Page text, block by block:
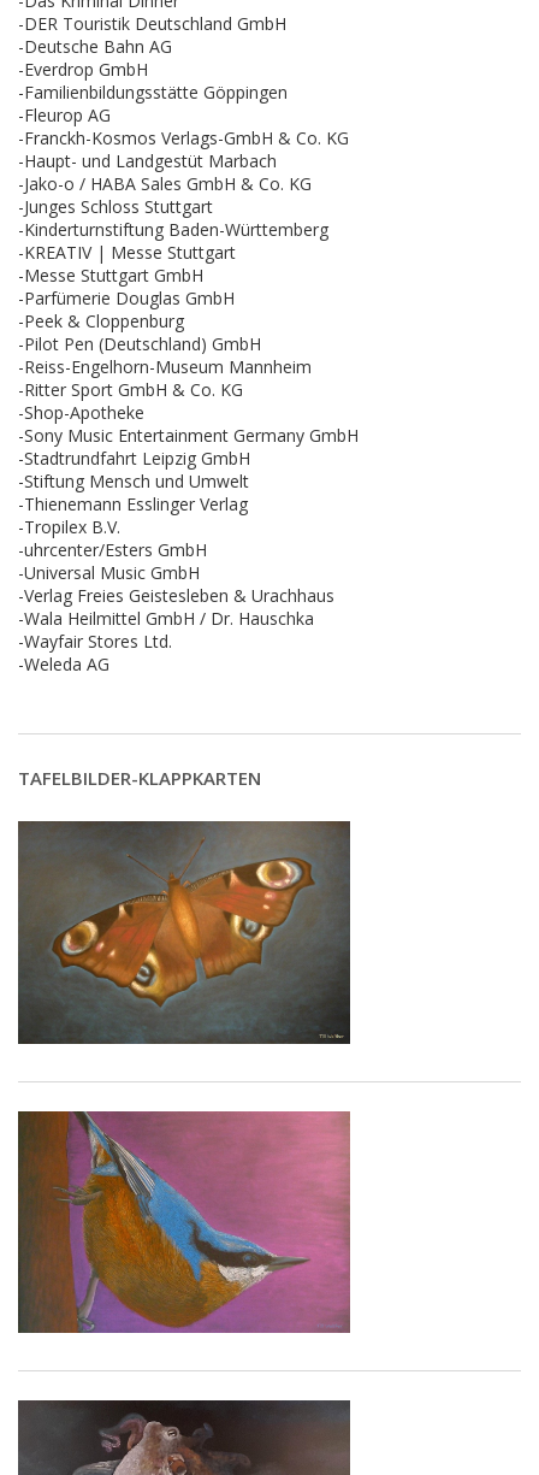
-DER Touristik Deutschland GmbH
-Deutsche Bahn AG
-Everdrop GmbH
-Familienbildungsstätte Göppingen
-Fleurop AG
-Franckh-Kosmos Verlags-GmbH & Co. KG
-Haupt- und Landgestüt Marbach
-Jako-o / HABA Sales GmbH & Co. KG
-Junges Schloss Stuttgart
-Kinderturnstiftung Baden-Württemberg
-KREATIV | Messe Stuttgart
-Messe Stuttgart GmbH
-Parfümerie Douglas GmbH
-Peek & Cloppenburg
-Pilot Pen (Deutschland) GmbH
-Reiss-Engelhorn-Museum Mannheim
-Ritter Sport GmbH & Co. KG
-Shop-Apotheke
-Sony Music Entertainment Germany GmbH
-Stadtrundfahrt Leipzig GmbH
-Stiftung Mensch und Umwelt
-Thienemann Esslinger Verlag
-Tropilex B.V.
-uhrcenter/Esters GmbH
-Universal Music GmbH
-Verlag Freies Geistesleben & Urachhaus
-Wala Heilmittel GmbH / Dr. Hauschka
-Wayfair Stores Ltd.
-Weleda AG
TAFELBILDER-KLAPPKARTEN